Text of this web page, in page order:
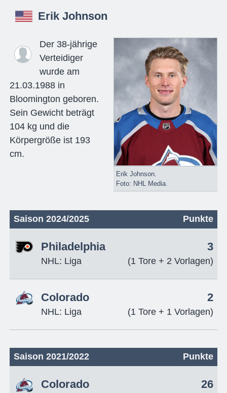
Erik Johnson
Erik Johnson.
Foto: NHL Media.
Der 38-jährige
Verteidiger
wurde am
21.03.1988 in
Bloomington geboren.
Sein Gewicht beträgt
104 kg und die
Körpergröße ist 193
cm.
Saison 2024/2025 Punkte
Philadelphia
NHL: Liga
3
(1 Tore + 2 Vorlagen)
Colorado
NHL: Liga
2
(1 Tore + 1 Vorlagen)
Saison 2021/2022 Punkte
Colorado 26